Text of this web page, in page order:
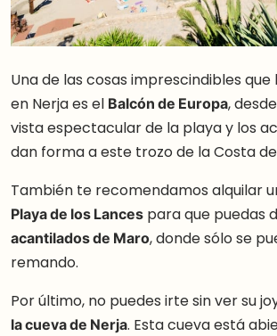
Una de las cosas imprescindibles que
en Nerja es el Balcón de Europa,
vista espectacular de la playa y los
dan forma a este trozo de la Costa
También te recomendamos alquilar
Playa de los Lances para que puedas
acantilados de Maro, donde sólo se
remando.
Por último, no puedes irte sin ver su
la cueva de Nerja. Esta cueva está